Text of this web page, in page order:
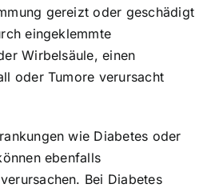
gereizt oder geschädigt
eingeklemmte
Wirbelsäule, einen
oder Tumore verursacht
wie Diabetes oder
ebenfalls
Bei Diabetes